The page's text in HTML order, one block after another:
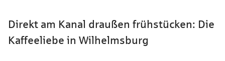
Direkt am Kanal draußen frühstücken: Die
Kaffeeliebe in Wilhelmsburg